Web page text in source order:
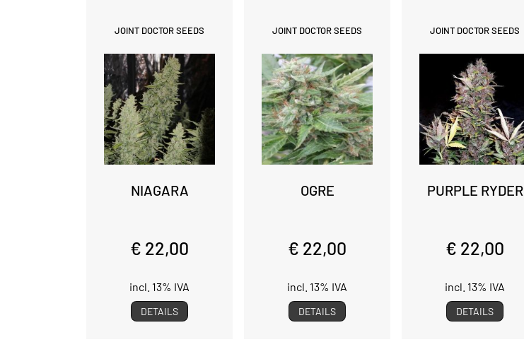
JOINT DOCTOR SEEDS
NIAGARA
€ 22,00
incl. 13% IVA
DETAILS
JOINT DOCTOR SEEDS
OGRE
€ 22,00
incl. 13% IVA
DETAILS
JOINT DOCTOR SEEDS
PURPLE RYDER
€ 22,00
incl. 13% IVA
DETAILS